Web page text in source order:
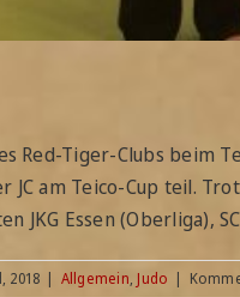
Red-Tiger-Clubs beim
JC am Teico-Cup teil.
JKG Essen (Oberliga),
2018 | Allgemein, Judo |